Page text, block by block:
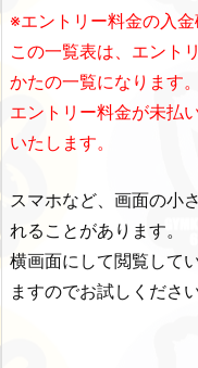
※エントリー料金の入金
この一覧表は、エント
かたの一覧になります。
エントリー料金が未払
いたします。
スマホなど、画面の小
れることがあります。
横画面にして閲覧して
ますのでお試しください